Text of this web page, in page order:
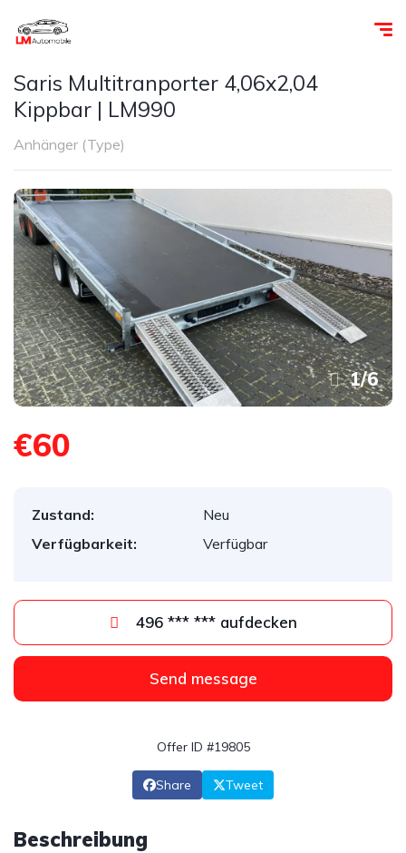
Saris Multitranporter 4,06x2,04
Kippbar | LM990
Anhänger (Type)
1/6
€60
Zustand:
Neu
Verfügbarkeit:
Verfügbar
496 *** *** aufdecken
Send message
Offer ID #19805
Share Tweet
Beschreibung